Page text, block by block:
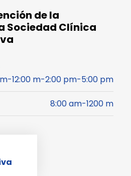
de la
Sociedad Clínica
12:00 m-2:00 pm-5:00 pm
8:00 am-1200 m